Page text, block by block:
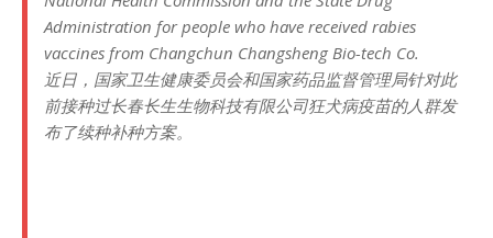
Administration for people who have received rabies
vaccines from Changchun Changsheng Bio-tech Co.
近日，国家卫生健康委员会和国家药品监督管理局针对此
前接种过长春长生生物科技有限公司狂犬病疫苗的人群发
布了续种补种方案。